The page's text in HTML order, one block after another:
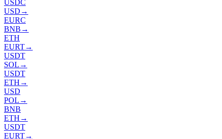
USDC
USD →
EURC
BNB →
ETH
EURT→
USDT
SOL →
USDT
ETH →
USD
POL →
BNB
ETH →
USDT
EURT→